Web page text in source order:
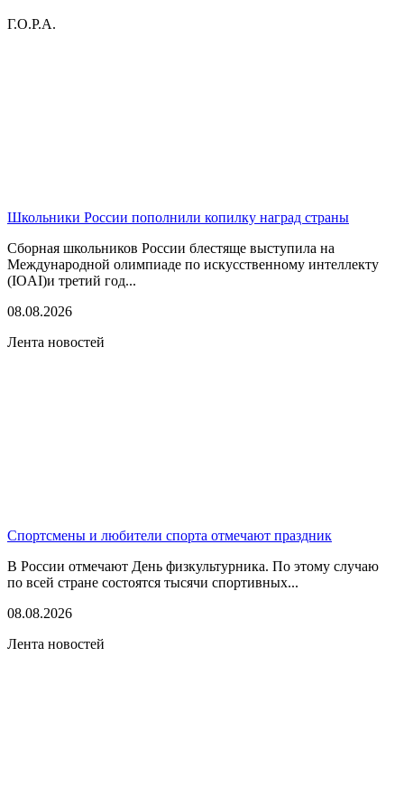
Г.О.Р.А.
Школьники России пополнили копилку наград страны
Сборная школьников России блестяще выступила на
Международной олимпиаде по искусственному интеллекту
(IOAI)и третий год...
08.08.2026
Лента новостей
Спортсмены и любители спорта отмечают праздник
В России отмечают День физкультурника. По этому случаю
по всей стране состоятся тысячи спортивных...
08.08.2026
Лента новостей